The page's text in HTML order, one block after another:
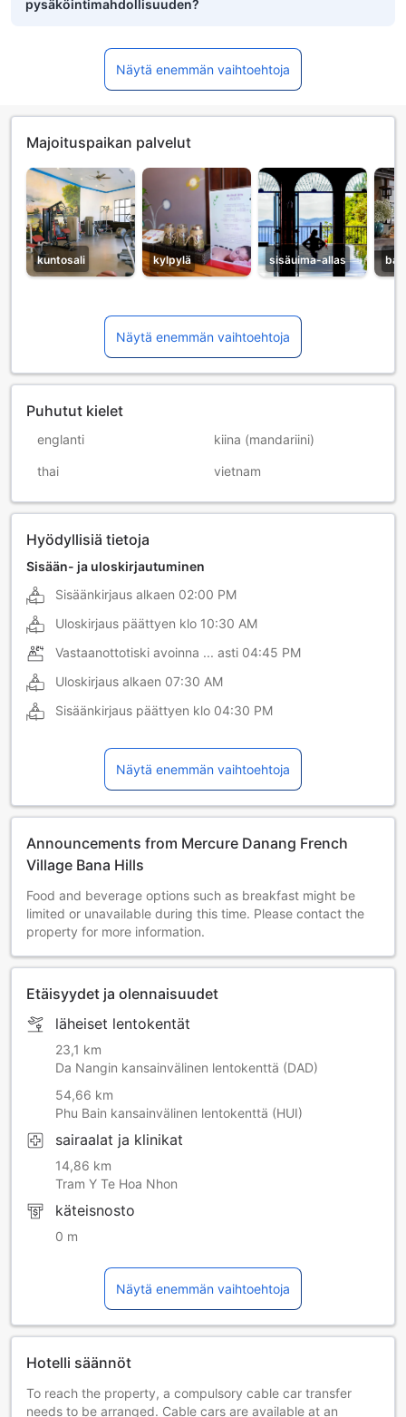
pysäköintimahdollisuuden?
Näytä enemmän vaihtoehtoja
Majoituspaikan palvelut
kuntosali kylpylä sisäuima-allas
Näytä enemmän vaihtoehtoja
Puhutut kielet
englanti kiina (mandariini)
thai vietnam
Hyödyllisiä tietoja
Sisään- ja uloskirjautuminen
Sisäänkirjaus alkaen 02:00 PM
Uloskirjaus päättyen klo 10:30 AM
Vastaanottotiski avoinna ... asti 04:45 PM
Uloskirjaus alkaen 07:30 AM
Sisäänkirjaus päättyen klo 04:30 PM
Näytä enemmän vaihtoehtoja
Announcements from Mercure Danang French
Village Bana Hills
Food and beverage options such as breakfast might be
limited or unavailable during this time. Please contact the
property for more information.
Etäisyydet ja olennaisuudet
läheiset lentokentät
23,1 km
Da Nangin kansainvälinen lentokenttä (DAD)
54,66 km
Phu Bain kansainvälinen lentokenttä (HUI)
sairaalat ja klinikat
14,86 km
Tram Y Te Hoa Nhon
käteisnosto
0 m
Näytä enemmän vaihtoehtoja
Hotelli säännöt
To reach the property, a compulsory cable car transfer
needs to be arranged. Cable cars are available at an